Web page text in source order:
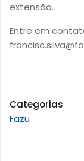
extensão.
Entre em
Categorias
Fazu